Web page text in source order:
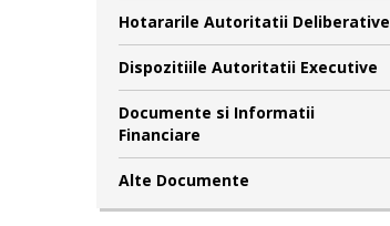
Hotararile Autoritatii Deliberative
Dispozitiile Autoritatii Executive
Documente si Informatii
Financiare
Alte Documente